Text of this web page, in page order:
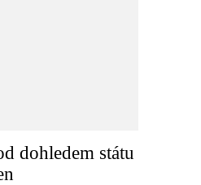
dohledem státu